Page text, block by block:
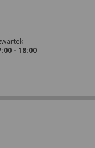
- 18:00